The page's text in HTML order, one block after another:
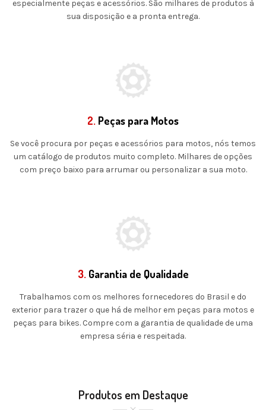
especialmente peças e acessórios. São milhares de produtos à
sua disposição e a pronta entrega.
2. Peças para Motos
Se você procura por peças e acessórios para motos, nós temos
um catálogo de produtos muito completo. Milhares de opções
com preço baixo para arrumar ou personalizar a sua moto.
3.Garantia de Qualidade
Trabalhamos com os melhores fornecedores do Brasil e do
exterior para trazer o que há de melhor em peças para motos e
peças para bikes. Compre com a garantia de qualidade de uma
empresa séria e respeitada.
Produtos em Destaque